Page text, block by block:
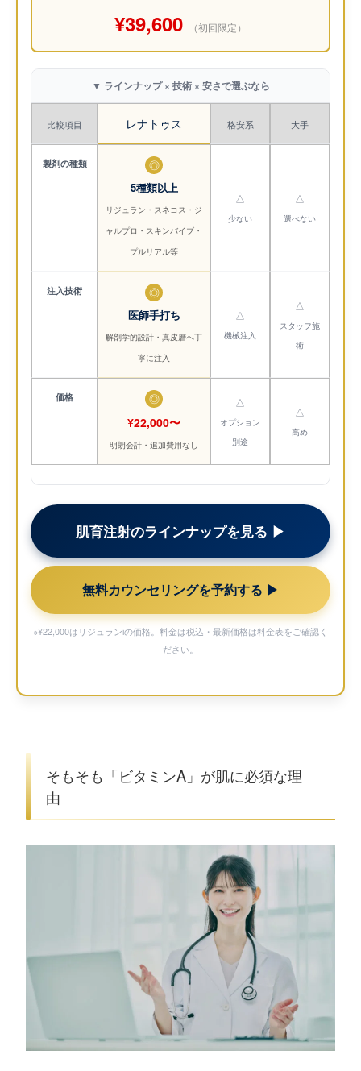
¥39,600 （初回限定）
▼ ラインナップ × 技術 × 安さで選ぶなら
比較項目 レナトゥス 格安系 大手
製剤の種類
◎
5種類以上
リジュラン・スネコス・ジ
ャルプロ・スキンバイブ・
プルリアル等
△
少ない
△
選べない
注入技術
◎
医師手打ち
解剖学的設計・真皮層へ丁
寧に注入
△
機械注入
△
スタッフ施
術
価格 ◎
¥22,000〜
明朗会計・追加費用なし
△
オプション
別途
△
高め
肌育注射のラインナップを見る ▶︎
無料カウンセリングを予約する ▶︎
※¥22,000はリジュランiの価格。料金は税込・最新価格は料金表をご確認く
ださい。
そもそも「ビタミンA」が肌に必須な理
由